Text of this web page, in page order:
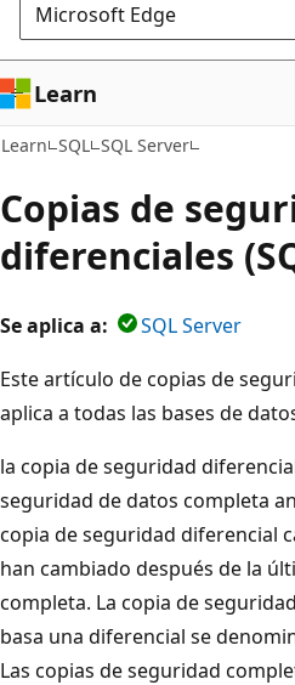
Microsoft Edge
Learn
Learn SQL SQL Server
Copias de
diferenciales
Se aplica a:
SQL Server
Este artículo de copias de
aplica a todas las bases de
la copia de seguridad
seguridad de datos completa
copia de seguridad diferencial
han cambiado después de la
completa. La copia de
basa una diferencial se
Las copias de seguridad